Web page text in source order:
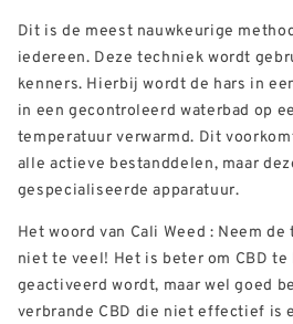
Dit is de meest nauwkeurige
iedereen. Deze techniek wordt
kenners. Hierbij wordt de hars in
in een gecontroleerd waterbad op
temperatuur verwarmd. Dit
alle actieve bestanddelen, maar
gespecialiseerde apparatuur.
Het woord van Cali Weed : Neem
niet te veel! Het is beter om CBD
geactiveerd wordt, maar wel goed
verbrande CBD die niet effectief is